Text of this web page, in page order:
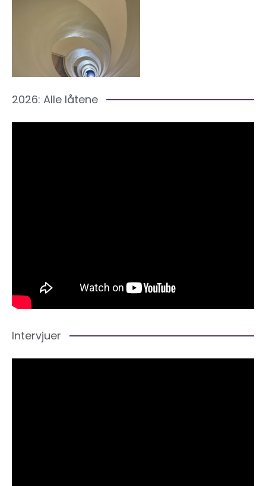
2026: Alle låtene
Intervjuer